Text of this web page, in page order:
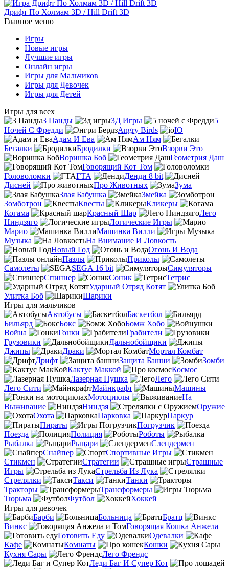
Дрифт По Холмам 3D / Hill Drift 3D
Главное меню
Игры
Новые игры
Лучшие игры
Онлайн игры
Игры для Мальчиков
Игры для Девочек
Игры для Детей
Игры для всех
3 Панды
3Д Игры
5
Ночей С Фредди
Angry Birds
IO
Адам И Ева
Ам Ням
Бегалки
Бродилки
Взорви Это
Воришка Боб
Геометрия Даш
Говорящий Кот Том
Головоломки
ГТА
Денди 8 bit
Дисней
Про Животных
Зума
Злая Бабушка
Змейка
Зомботрон
Квесты
Кликеры
Когама
Красный Шар
Лего
Ниндзяго
Логические Игры
Марио
Машинка Вилли
Музыка
На Внимание И Ловкость
Новый Год
Огонь И Вода
Пазлы
Приколы
Самолеты
SEGA 16 bit
Симуляторы
Спиннер
Соник
Тетрис
Ударный Отряд Котят
Улитка Боб
Шарики
Игры для мальчиков
Автобусы
Баскетбол
Бильярд
Бокс
Бомж Хобо
Война
Гонки
Грабители
Грузовики
Дальнобойщики
Джипы
Драки
Мортал Комбат
Дрифт
Защита Башни
Зомби
Кактус Маккой
Космос
Лазерная Пушка
Лего
Лего Сити
Майнкрафт
Машины
Мотоциклы
На
Выживание
Ниндзя
Оружие
Охота
Парковка
Паркур
Пираты
Погрузчик
Поезда
Полиция
Роботы
Рыбалка
Рыцари
Слендермен
Снайпер
Спортивные Игры
Стикмен
Стратегии
Страшные
Игры
Стрельба Из Лука
Стрелялки
Такси
Танки
Тракторы
Трансформеры
Тюрьма
Футбол
Хоккей
Игры для девочек
Барби
Больница
Братц
Винкс
Говорящая Кошка Анжела
Готовить Еду
Одевалки
Кафе
Комнаты
Кошки
Кухня Сары
Лего Френдс
Леди Баг И Супер Кот